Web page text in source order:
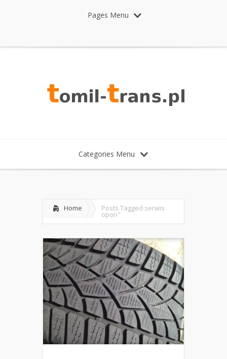
Pages Menu
Categories Menu
Home Posts Tagged serwis
opon"